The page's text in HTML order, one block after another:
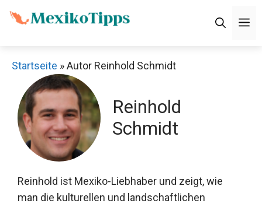
Inhalt
Startseite »Autor Reinhold Schmidt
Reinhold
Schmidt
Reinhold ist Mexiko-Liebhaber und zeigt, wie
man die kulturellen und landschaftlichen